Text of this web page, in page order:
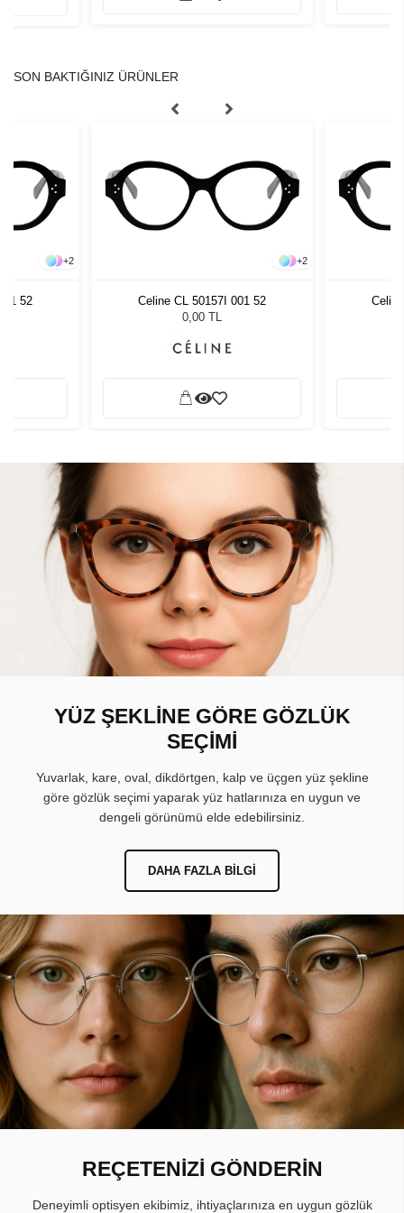
SON BAKTIĞINIZ ÜRÜNLER
+2
52
+2
Celine CL 50157I 001 52
0,00 TL
YÜZ ŞEKLİNE GÖRE GÖZLÜK
SEÇİMİ
Yuvarlak, kare, oval, dikdörtgen, kalp ve üçgen yüz şekline
göre gözlük seçimi yaparak yüz hatlarınıza en uygun ve
dengeli görünümü elde edebilirsiniz.
DAHA FAZLA BILGI
REÇETENİZİ GÖNDERİN
Deneyimli optisyen ekibimiz, ihtiyaçlarınıza en uygun gözlük